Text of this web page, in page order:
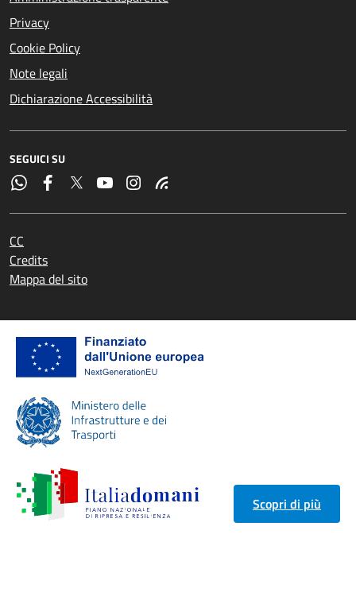
Privacy
Cookie Policy
Note legali
Dichiarazione Accessibilità
SEGUICI SU
CC
Credits
Mappa del sito
Scopri di più